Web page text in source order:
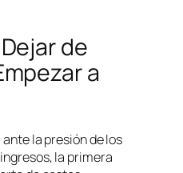
de
a
la presión de los
la primera